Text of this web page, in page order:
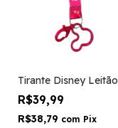
Tirante Disney Leitão
R$39,99
R$38,79 com Pix